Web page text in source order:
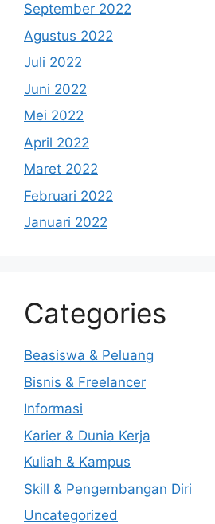
September 2022
Agustus 2022
Juli 2022
Juni 2022
Mei 2022
April 2022
Maret 2022
Februari 2022
Januari 2022
Categories
Beasiswa & Peluang
Bisnis & Freelancer
Informasi
Karier & Dunia Kerja
Kuliah & Kampus
Skill & Pengembangan Diri
Uncategorized